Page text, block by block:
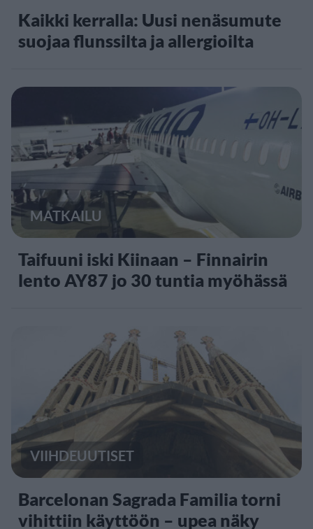
Kaikki kerralla: Uusi nenäsumute
suojaa flunssilta ja allergioilta
MATKAILU
Taifuuni iski Kiinaan – Finnairin
lento AY87 jo 30 tuntia myöhässä
VIIHDEUUTISET
Barcelonan Sagrada Familia torni
vihittiin käyttöön – upea näky